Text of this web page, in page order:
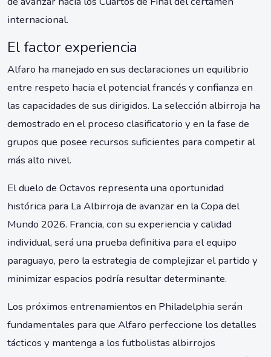
internacional.
El factor experiencia
Alfaro ha manejado en sus declaraciones un equilibrio
entre respeto hacia el potencial francés y confianza en
las capacidades de sus dirigidos. La selección albirroja ha
demostrado en el proceso clasificatorio y en la fase de
grupos que posee recursos suficientes para competir al
más alto nivel.
El duelo de Octavos representa una oportunidad
histórica para La Albirroja de avanzar en la Copa del
Mundo 2026. Francia, con su experiencia y calidad
individual, será una prueba definitiva para el equipo
paraguayo, pero la estrategia de complejizar el partido y
minimizar espacios podría resultar determinante.
Los próximos entrenamientos en Philadelphia serán
fundamentales para que Alfaro perfeccione los detalles
tácticos y mantenga a los futbolistas albirrojos